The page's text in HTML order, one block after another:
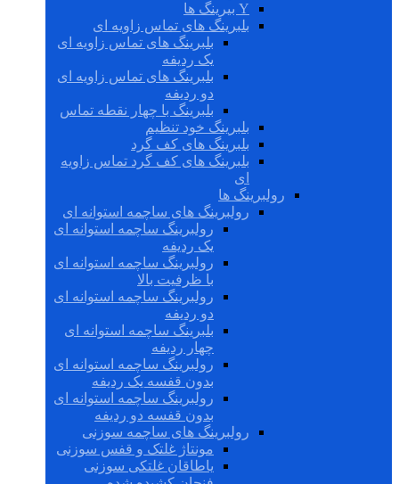
Y بیرینگ ها
بلبرینگ های تماس زاویه ای
بلبرینگ های تماس زاویه ای
یک ردیفه
بلبرینگ های تماس زاویه ای
دو ردیفه
بلبرینگ با چهار نقطه تماس
بلبرینگ خود تنظیم
بلبرینگ های کف گرد
بلبرینگ های کف گرد تماس زاویه
ای
رولبرینگ ها
رولبرینگ های ساچمه استوانه ای
رولبرینگ ساچمه استوانه ای
یک ردیفه
رولبرینگ ساچمه استوانه ای
با ظرفیت بالا
رولبرینگ ساچمه استوانه ای
دو ردیفه
بلبرینگ ساچمه استوانه ای
چهار ردیفه
رولبرینگ ساچمه استوانه ای
بدون قفسه یک ردیفه
رولبرینگ ساچمه استوانه ای
بدون قفسه دو ردیفه
رولبرینگ های ساچمه سوزنی
مونتاژ غلتک و قفس سوزنی
یاطاقان غلتکی سوزنی